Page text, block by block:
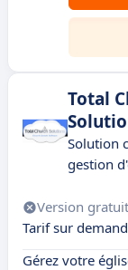
Total
Solution
gestion
Version
Tarif sur
Gérez votre